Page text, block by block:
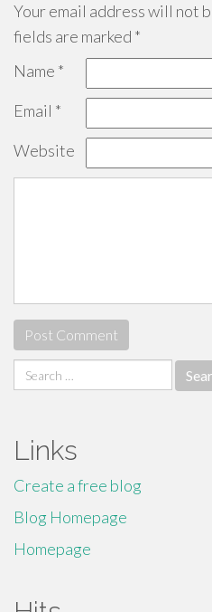
Your email address will not
fields are marked *
Name *
Email *
Website
Search
for:
Links
Create a free blog
Blog Homepage
Homepage